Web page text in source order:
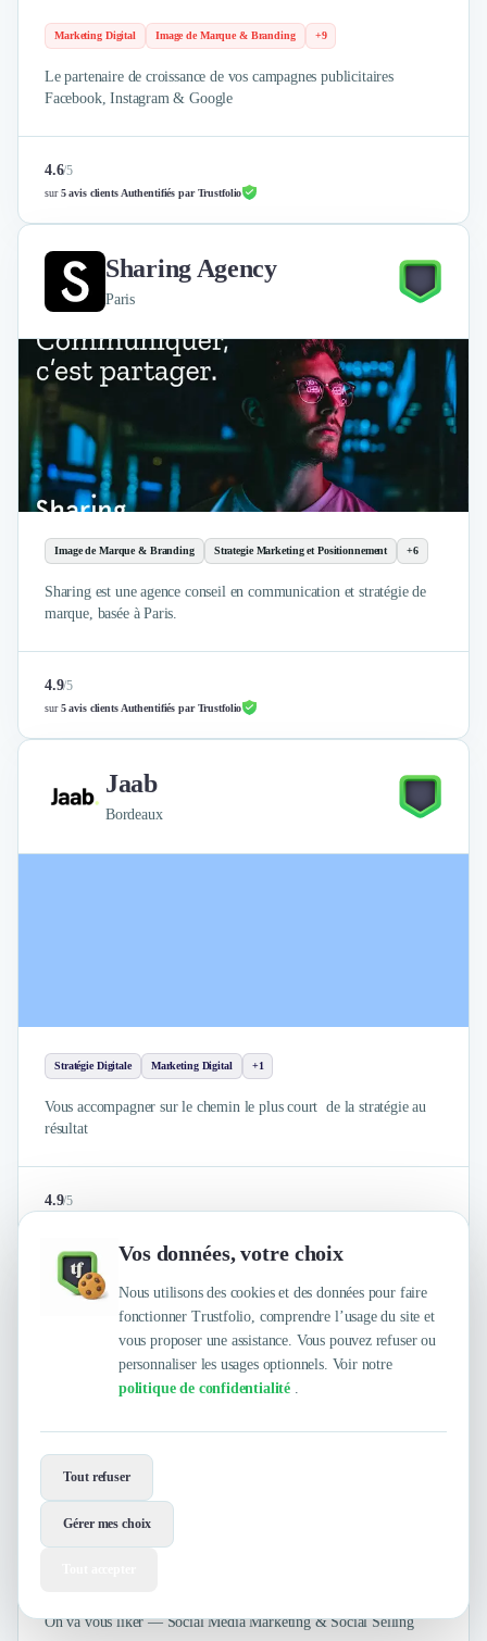
Vos données, votre choix
Nous utilisons des cookies et des données pour faire
fonctionner Trustfolio, comprendre l’usage du site et
vous proposer une assistance. Vous pouvez refuser ou
personnaliser les usages optionnels. Voir notre
politique de confidentialité .
Tout refuser
Gérer mes choix
Marketing Digital Image de Marque & Branding +9
Le partenaire de croissance de vos campagnes publicitaires
Facebook, Instagram & Google
4.6/5
sur5 avis clients Authentifiés par Trustfolio
Sharing Agency
Paris
Image de Marque & Branding Strategie Marketing et Positionnement +6
Sharing est une agence conseil en communication et stratégie de
marque, basée à Paris.
4.9/5
sur5 avis clients Authentifiés par Trustfolio
Jaab
Bordeaux
Stratégie Digitale Marketing Digital +1
Vous accompagner sur le chemin le plus court de la stratégie au
résultat
4.9/5
AGENCE SOMEDAY
On va vous liker — Social Media Marketing & Social Selling